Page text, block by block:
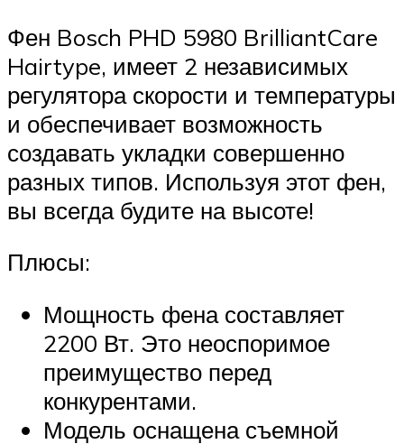
Фен Bosch PHD 5980 BrilliantCare
Hairtype, имеет 2 независимых
регулятора скорости и температуры
и обеспечивает возможность
создавать укладки совершенно
разных типов. Используя этот фен,
вы всегда будите на высоте!
Плюсы:
Мощность фена составляет
2200 Вт. Это неоспоримое
преимущество перед
конкурентами.
Модель оснащена съемной